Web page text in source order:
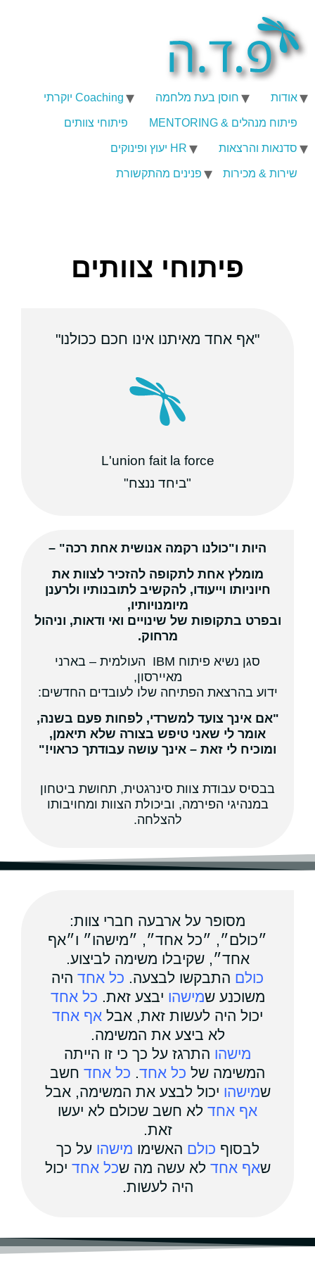
אודות חוסן בעת מלחמה Coaching יוקרתי
פיתוח מנהלים & MENTORING פיתוחי צוותים
סדנאות והרצאות HR יעוץ ופינוקים
שירות & מכירות פנינים מהתקשורת
פיתוחי צוותים
"אף אחד מאיתנו אינו חכם ככולנו"
L'union fait la force
"ביחד ננצח"
היות ו"כולנו רקמה אנושית אחת רכה" –
מומלץ אחת לתקופה להזכיר לצוות את
חיוניותו וייעודו, להקשיב לתובנותיו ולרענן
מיומנויותיו,
ובפרט בתקופות של שינויים ואי ודאות, וניהול
מרחוק.
סגן נשיא פיתוח IBM העולמית – בארני
מאיירסון,
ידוע בהרצאת הפתיחה שלו לעובדים החדשים:
"אם אינך צועד למשרדי, לפחות פעם בשנה,
אומר לי שאני טיפש בצורה שלא תיאמן,
ומוכיח לי זאת – אינך עושה עבודתך כראוי!"
בבסיס עבודת צוות סינרגטית, תחושת ביטחון
במנהיגי הפירמה, וביכולת הצוות ומחויבותו
להצלחה.
מסופר על ארבעה חברי צוות:
״כולם״, ״כל אחד״, ״מישהו״ ו״אף
אחד״, שקיבלו משימה לביצוע.
כולם התבקשו לבצעה. כל אחד היה
משוכנע שמישהו יבצע זאת. כל אחד
יכול היה לעשות זאת, אבל אף אחד
לא ביצע את המשימה.
מישהו התרגז על כך כי זו הייתה
המשימה של כל אחד. כל אחד חשב
שמישהו יכול לבצע את המשימה, אבל
אף אחד לא חשב שכולם לא יעשו
זאת.
לבסוף כולם האשימו מישהו על כך
שאף אחד לא עשה מה שכל אחד יכול
היה לעשות.